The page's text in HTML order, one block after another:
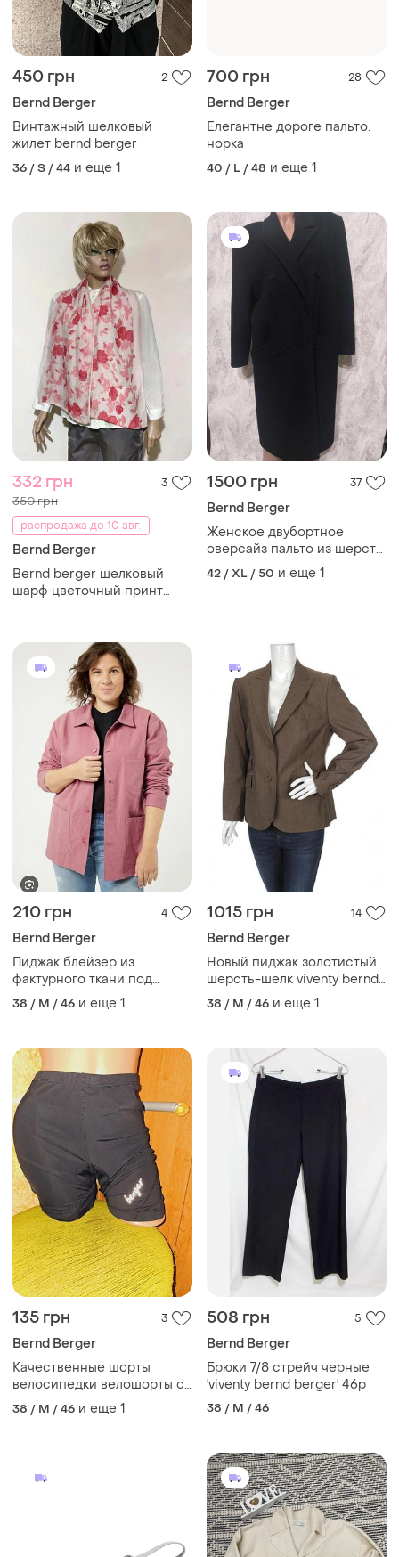
450 грн 2
Bernd Berger
Винтажный шелковый
жилет bernd berger
36 / S / 44 и еще 1
700 грн 28
Bernd Berger
Елегантне дороге пальто.
норка
40 / L / 48 и еще 1
332 грн 3
350 грн
распродажа до 10 авг.
Bernd Berger
Bernd berger шелковый
шарф цветочный принт
1500 грн 37
Bernd Berger
Женское двубортное
оверсайз пальто из шерсти
и кашемира.
42 / XL / 50 и еще 1
210 грн 4
Bernd Berger
Пиджак блейзер из
фактурного ткани под
замшу
38 / M / 46 и еще 1
1015 грн 14
Bernd Berger
Новый пиджак золотистый
шерсть-шелк viventy bernd
berger 48-50р
38 / M / 46 и еще 1
135 грн 3
Bernd Berger
Качественные шорты
велосипедки велошорты с
памперсом berger 38
38 / M / 46 и еще 1
508 грн 5
Bernd Berger
Брюки 7/8 стрейч черные
'viventy bernd berger' 46р
38 / M / 46